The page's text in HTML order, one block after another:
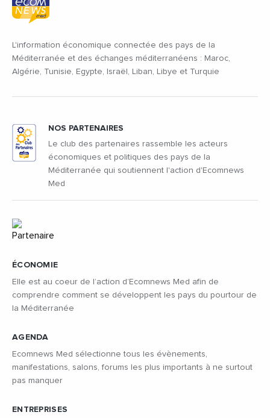
L'information économique connectée des pays de la
Méditerranée et des échanges méditerranéens : Maroc,
Algérie, Tunisie, Egypte, Israël, Liban, Libye et Turquie
ÉCONOMIE
Elle est au coeur de l’action d’Ecomnews Med afin de
comprendre comment se développent les pays du pourtour de
la Méditerranée
AGENDA
Ecomnews Med sélectionne tous les évènements,
manifestations, salons, forums les plus importants à ne surtout
pas manquer
ENTREPRISES
NOS PARTENAIRES
Le club des partenaires rassemble les acteurs
économiques et politiques des pays de la
Méditerranée qui soutiennent l'action d'Ecomnews
Med